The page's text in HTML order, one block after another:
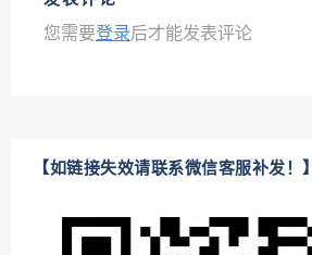
您需要登录后才能发表评论
【如链接失效请联系微信客服补发！】